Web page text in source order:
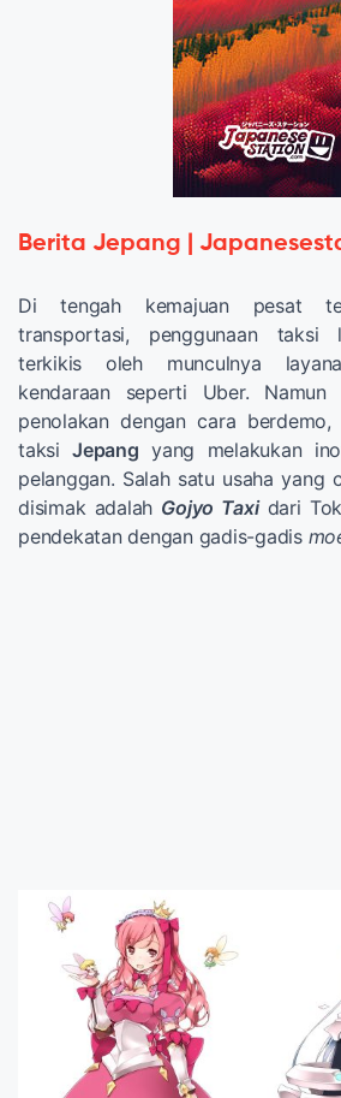
Berita Jepang |
Di tengah kemajuan pesat
transportasi, penggunaan taksi
terkikis oleh munculnya
kendaraan seperti Uber. Namun
penolakan dengan cara berdemo,
taksiJepang yang melakukan
pelanggan. Salah satu usaha yang
disimak adalah Gojyo Taxidari
pendekatan dengan gadis-gadis